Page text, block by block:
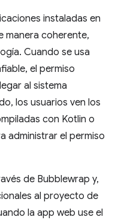
instaladas en
manera coherente,
Cuando se usa
el permiso
al sistema
los usuarios ven los
con Kotlin o
administrar el permiso
de Bubblewrap y,
al proyecto de
la app web use el